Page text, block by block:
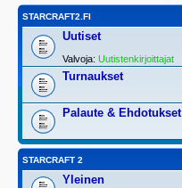
STARCRAFT2.FI
Uutiset
Valvoja: Uutistenkirjoittajat
Turnaukset
Palaute & Ehdotukset
STARCRAFT 2
Yleinen